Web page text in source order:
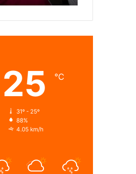
25 ℃
31º - 25º
88%
4.05 km/h